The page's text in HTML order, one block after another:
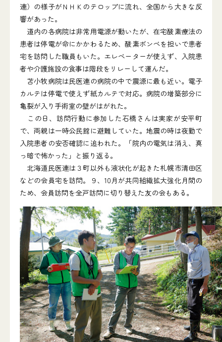
連）の様子がＮＨＫのテロップに流れ、全国から大きな反
響があった。
道内の各病院は非常用電源が動いたが、在宅酸素療法の
患者は停電が命にかかわるため、酸素ボンベを担いで患者
宅を訪問した職員もいた。エレベーターが使えず、入院患
者や介護施設の食事は階段をリレーして運んだ。
苫小牧病院は民医連の病院の中で震源に最も近い。電子
カルテは停電で使えず紙カルテで対応。病院の増築部分に
亀裂が入り手術室の壁がはがれた。
この日、訪問行動に参加した石橋さんは実家が安平町
で、両親は一時公民館に避難していた。地震の時は夜勤で
入院患者の安否確認に追われた。「院内の電気は消え、真
っ暗で怖かった」と振り返る。
北海道民医連は３町以外も液状化が起きた札幌市清田区
などの会員宅を訪問。９、10月が共同組織拡大強化月間の
ため、会員訪問を全戸訪問に切り替えた友の会もある。